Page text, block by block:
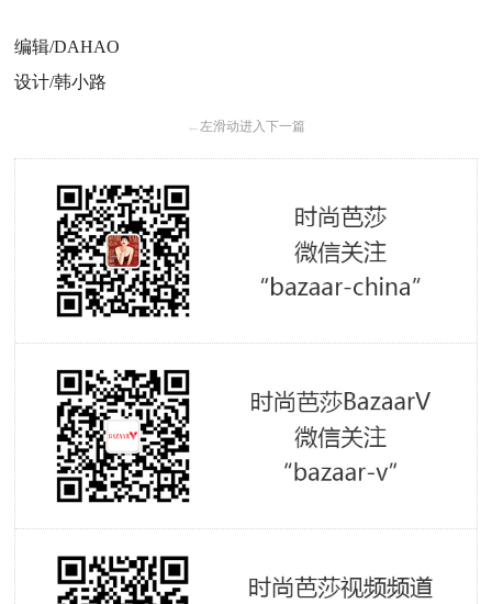
编辑/DAHAO
设计/韩小路
← 左滑动进入下一篇